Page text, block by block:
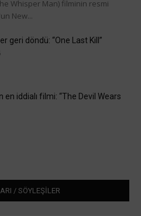
Whisper Man) filminin resmi
New...
geri döndü: “One Last Kill”
en iddialı filmi: “The Devil Wears
/ SÖYLEŞİLER